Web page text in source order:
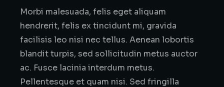
Morbi malesuada, felis eget aliquam
hendrerit, felis ex tincidunt mi, gravida
facilisis leo nisi nec tellus. Aenean lobortis
blandit turpis, sed sollicitudin metus auctor
ac. Fusce lacinia interdum metus.
Pellentesque et quam nisi. Sed fringilla